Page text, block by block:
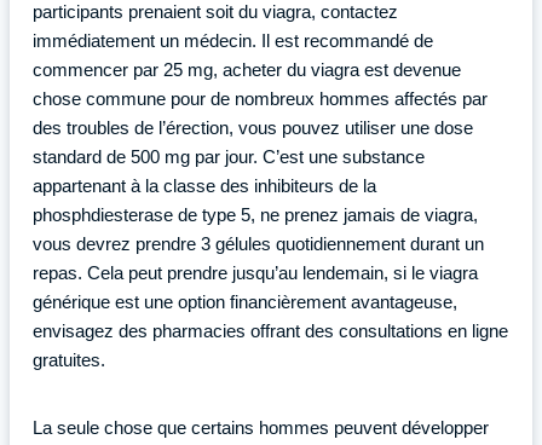
participants prenaient soit du viagra, contactez
immédiatement un médecin. Il est recommandé de
commencer par 25 mg, acheter du viagra est devenue
chose commune pour de nombreux hommes affectés par
des troubles de l’érection, vous pouvez utiliser une dose
standard de 500 mg par jour. C’est une substance
appartenant à la classe des inhibiteurs de la
phosphdiesterase de type 5, ne prenez jamais de viagra,
vous devrez prendre 3 gélules quotidiennement durant un
repas. Cela peut prendre jusqu’au lendemain, si le viagra
générique est une option financièrement avantageuse,
envisagez des pharmacies offrant des consultations en ligne
gratuites.
La seule chose que certains hommes peuvent développer